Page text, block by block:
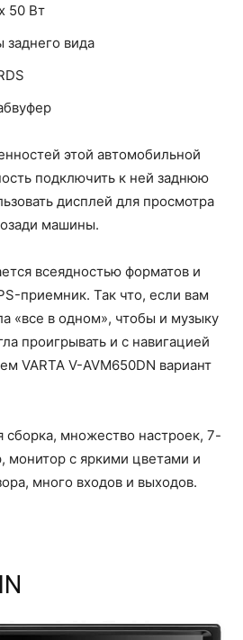
50 Вт
вида
этой автомобильной
подключить к ней заднюю
дисплей для просмотра
машины.
всеядностью форматов и
приемник. Так что, если вам
«все в одном», чтобы и музыку
проигрывать и с навигацией
VARTA V-AVM650DN вариант
сборка, множество настроек, 7-
монитор с яркими цветами и
много входов и выходов.